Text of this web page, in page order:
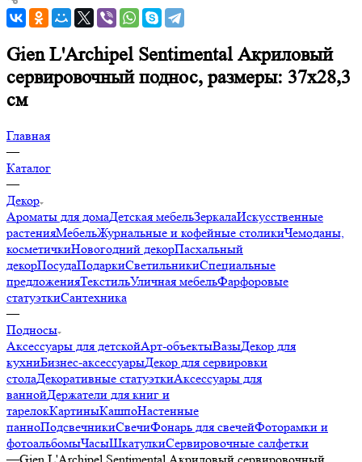
Gien L'Archipel Sentimental Акриловый
сервировочный поднос, размеры: 37х28,3
см
Главная
—
Каталог
—
Декор
Ароматы для домаДетская мебельЗеркалаИскусственные
растенияМебельЖурнальные и кофейные столикиЧемоданы,
косметичкиНовогодний декорПасхальный
декорПосудаПодаркиСветильникиСпециальные
предложенияТекстильУличная мебельФарфоровые
статуэткиСантехника
—
Подносы
Аксессуары для детскойАрт-объектыВазыДекор для
кухниБизнес-аксессуарыДекор для сервировки
столаДекоративные статуэткиАксессуары для
ваннойДержатели для книг и
тарелокКартиныКашпоНастенные
панноПодсвечникиСвечиФонарь для свечейФоторамки и
фотоальбомыЧасыШкатулкиСервировочные салфетки